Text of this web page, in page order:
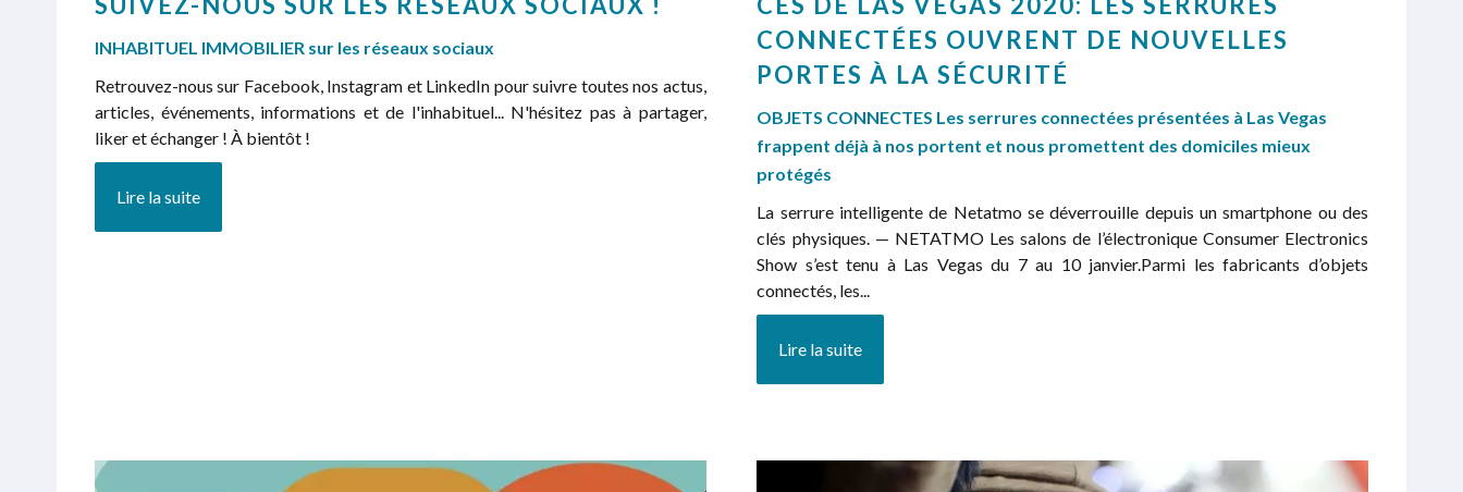
INHABITUEL IMMOBILIER sur les réseaux sociaux
Retrouvez-nous sur Facebook, Instagram et LinkedIn pour suivre toutes nos actus,
articles, événements, informations et de l'inhabituel... N'hésitez pas à partager,
liker et échanger ! À bientôt !
Lire la suite
CONNECTÉES OUVRENT DE NOUVELLES
PORTES À LA SÉCURITÉ
OBJETS CONNECTES Les serrures connectées présentées à Las Vegas
frappent déjà à nos portent et nous promettent des domiciles mieux
protégés
La serrure intelligente de Netatmo se déverrouille depuis un smartphone ou des
clés physiques. — NETATMO Les salons de l’électronique Consumer Electronics
Show s’est tenu à Las Vegas du 7 au 10 janvier.Parmi les fabricants d’objets
connectés, les...
Lire la suite